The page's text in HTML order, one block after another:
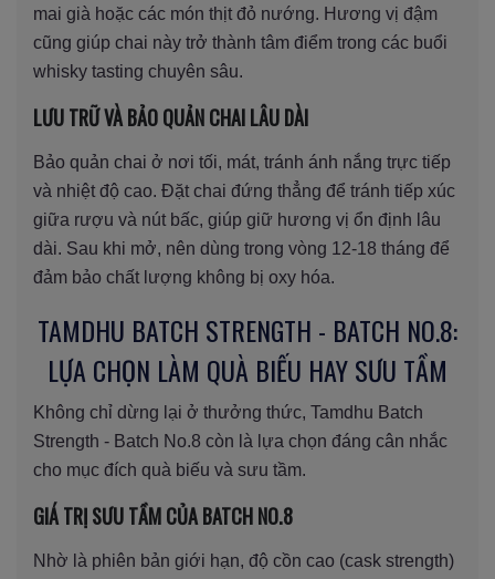
mai già hoặc các món thịt đỏ nướng. Hương vị đậm
cũng giúp chai này trở thành tâm điểm trong các buổi
whisky tasting chuyên sâu.
LƯU TRỮ VÀ BẢO QUẢN CHAI LÂU DÀI
Bảo quản chai ở nơi tối, mát, tránh ánh nắng trực tiếp
và nhiệt độ cao. Đặt chai đứng thẳng để tránh tiếp xúc
giữa rượu và nút bấc, giúp giữ hương vị ổn định lâu
dài. Sau khi mở, nên dùng trong vòng 12-18 tháng để
đảm bảo chất lượng không bị oxy hóa.
TAMDHU BATCH STRENGTH - BATCH NO.8:
LỰA CHỌN LÀM QUÀ BIẾU HAY SƯU TẦM
Không chỉ dừng lại ở thưởng thức, Tamdhu Batch
Strength - Batch No.8 còn là lựa chọn đáng cân nhắc
cho mục đích quà biếu và sưu tầm.
GIÁ TRỊ SƯU TẦM CỦA BATCH NO.8
Nhờ là phiên bản giới hạn, độ cồn cao (cask strength)